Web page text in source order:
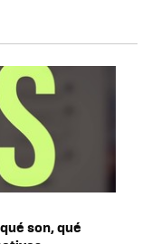
son, qué